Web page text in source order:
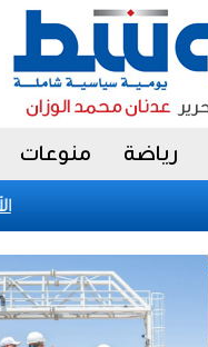
رياضة منوعات